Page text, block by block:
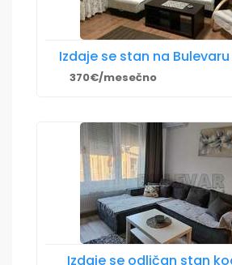
Izdaje se stan na
370€/mesečno
Izdaje se odličan stan